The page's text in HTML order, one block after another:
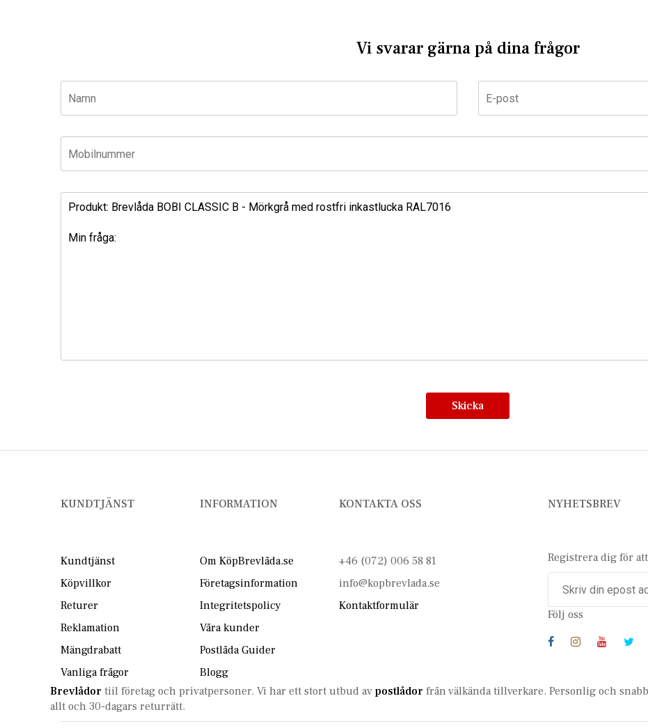
Vi svarar gärna på dina frågor
Skicka
KUNDTJÄNST
Kundtjänst
Köpvillkor
Returer
Reklamation
Mängdrabatt
Vanliga frågor
INFORMATION
Om KöpBrevlåda.se
Företagsinformation
Integritetspolicy
Våra kunder
Postlåda Guider
Blogg
KONTAKTA OSS
+46 (072) 006 58 81
info@kopbrevlada.se
Kontaktformulär
NYHETSBREV
Registrera dig för
Följ oss
Brevlådor tiil företag och privatpersoner. Vi har ett stort utbud av postlådor från välkända tillverkare. Personlig och
allt och 30-dagars returrätt.